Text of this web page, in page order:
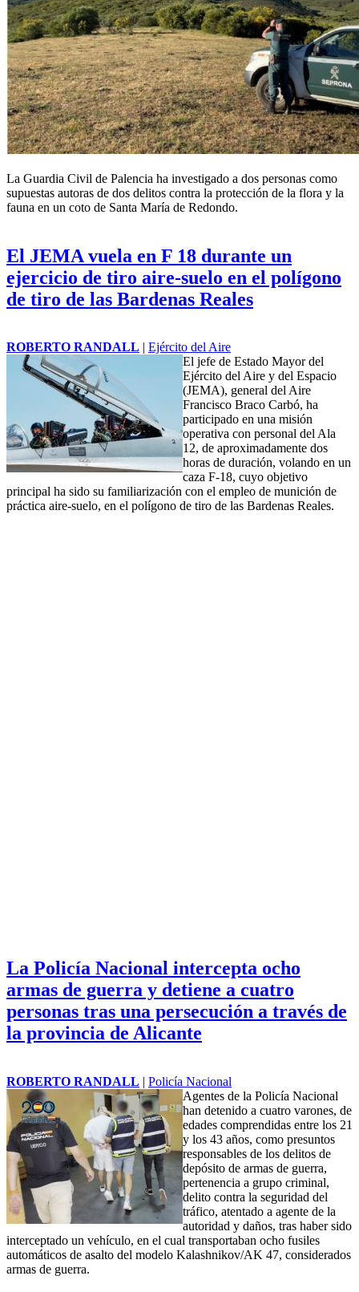
La Guardia Civil de Palencia ha investigado a dos personas como
supuestas autoras de dos delitos contra la protección de la flora y la
fauna en un coto de Santa María de Redondo.
El JEMA vuela en F 18 durante un
ejercicio de tiro aire-suelo en el polígono
de tiro de las Bardenas Reales
ROBERTO RANDALL
Ejército del Aire
El jefe de Estado Mayor del
Ejército del Aire y del Espacio
(JEMA), general del Aire
Francisco Braco Carbó, ha
participado en una misión
operativa con personal del Ala
12, de aproximadamente dos
horas de duración, volando en un
caza F-18, cuyo objetivo
principal ha sido su familiarización con el empleo de munición de
práctica aire-suelo, en el polígono de tiro de las Bardenas Reales.
La Policía Nacional intercepta ocho
armas de guerra y detiene a cuatro
personas tras una persecución a través de
la provincia de Alicante
ROBERTO RANDALL | Policía Nacional
Agentes de la Policía Nacional
han detenido a cuatro varones, de
edades comprendidas entre los 21
y los 43 años, como presuntos
responsables de los delitos de
depósito de armas de guerra,
pertenencia a grupo criminal,
delito contra la seguridad del
tráfico, atentado a agente de la
autoridad y daños, tras haber sido
interceptado un vehículo, en el cual transportaban ocho fusiles
automáticos de asalto del modelo Kalashnikov/AK 47, considerados
armas de guerra.